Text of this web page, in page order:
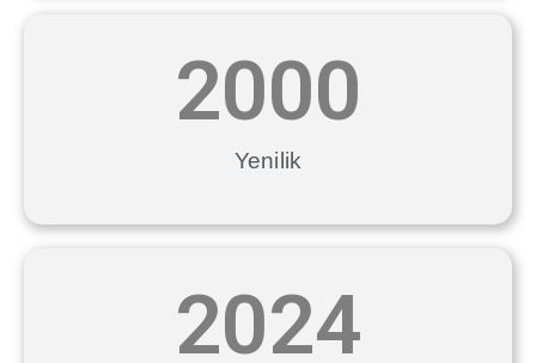
Yenilik
2000
2024